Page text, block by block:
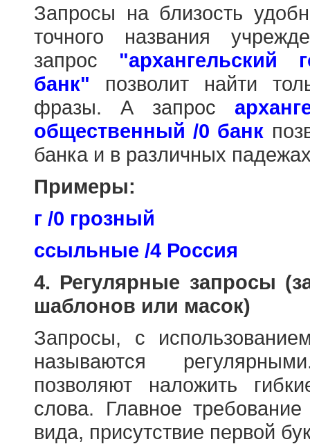
Запросы на близость
точного названия
запрос "архангельский
банк" позволит найти
фразы. А запрос
общественный /0 банк
банка и в различных
Примеры:
г /0 грозный
ссыльные /4 Россия
4. Регулярные запросы
шаблонов или масок)
Запросы, с
называются
позволяют наложить
слова. Главное
вида, присутствие первой